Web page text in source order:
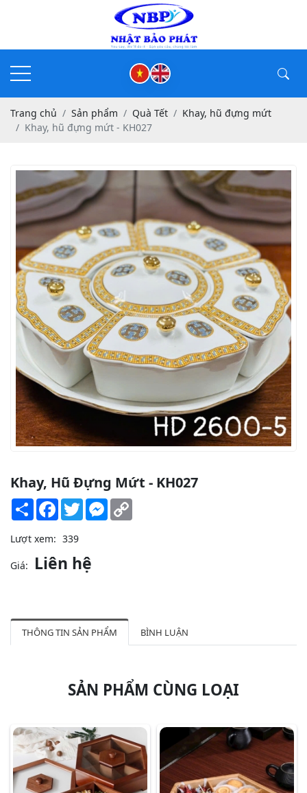
Trang chủ Sản phẩm Quà Tết
Khay, hũ đựng mứt
Khay, hũ đựng mứt - KH027
Khay, Hũ Đựng Mứt - KH027
Share Facebook
TwitterMessenger
Lượt xem: 339
Giá: Liên hệ
THÔNG TIN SẢN PHẨM BÌNH LUẬN
SẢN PHẨM CÙNG LOẠI